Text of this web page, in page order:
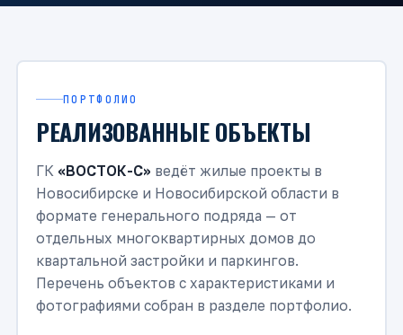
ПОРТФОЛИО
РЕАЛИЗОВАННЫЕ ОБЪЕКТЫ
ГК «ВОСТОК-С» ведёт жилые проекты в
Новосибирске и Новосибирской области в
формате генерального подряда — от
отдельных многоквартирных домов до
квартальной застройки и паркингов.
Перечень объектов с характеристиками и
фотографиями собран в разделе портфолио.